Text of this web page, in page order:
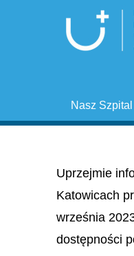
Nasz Szpital
Uprzejmie
Katowicach
września
dostępności